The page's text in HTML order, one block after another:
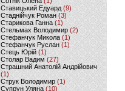
Ставицький Едуард (9)
Стаднійчук Роман(3)
Старикова Ганна (1)
Стельмах Володимир(2)
Стефанчук Микола (1)
Стефанчук Руслан (1)
Стець Юрій (1)
Столар Вадим(27)
Страшний Анатолій Андрійович
(1)
Струк Володимир (1)
Супрун Уляна (10)